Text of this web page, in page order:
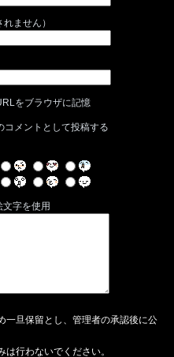
ません）
をブラウザに記憶
コメントとして投稿する
文字を使用
一旦保留とし、管理者の承認後に公
行わないでください。